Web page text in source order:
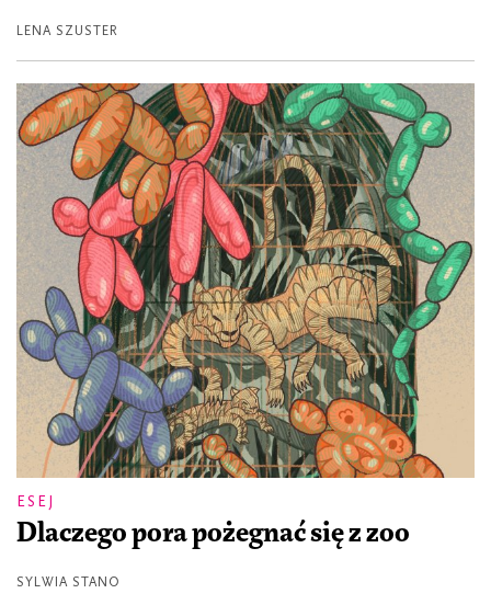
LENA SZUSTER
ESEJ
Dlaczego pora pożegnać się z zoo
SYLWIA STANO